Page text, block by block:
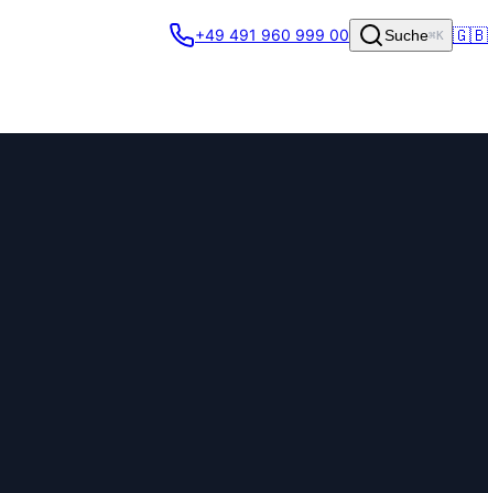
+49 491 960 999 00 Suche⌘K 🇬🇧